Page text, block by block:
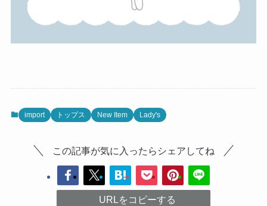
import トップス New Item Lady's
この記事が気に入ったらシェアしてね
URLをコピーする